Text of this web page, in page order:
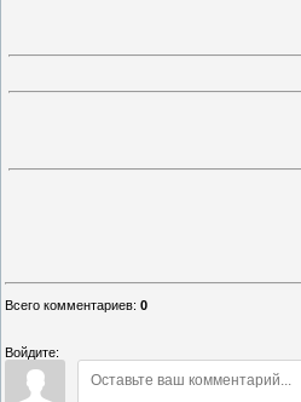
Всего комментариев: 0
Войдите: